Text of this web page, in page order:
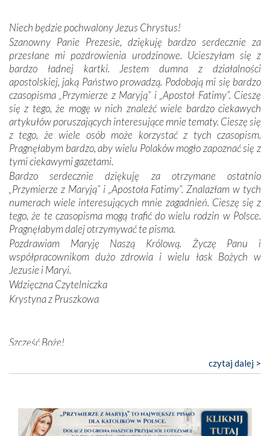
mieliśmy okazję przekonać się, że Maryja swoją opieką
otacza nie tylko nasz naród, lecz wszystkie nacje, które
się Jej ufnie oddają, a także każdą osobę, która zawierza
Jej siebie oraz swych bliskich.
Dzieje Portugalii to również historia wierności Bogu i
odstępstw, także w życiu władców. Trudne momenty w
wymiarze tak osobistym, jak i zbiorowym, przypominają o
konieczności ciągłego zabiegania o własną duszę i o łaskę
Opatrzności. Wierność przynosi pomyślność –
przynajmniej w życiu duchowym. Odstępstwo owocuje
nieszczęściem i śmiercią. Te uniwersalne prawdy
przychodziły na myśl, gdy słuchaliśmy opowieści
przewodników o portugalskich monarchach i wodzach,
zwycięskich bitwach i nieszczęśliwych losach grzesznych
kochanków.
Byli tym razem pośród Apostołów Fatimy reprezentanci
każdego spośród żyjących pokoleń. Najmłodszy uczestnik
liczył sobie 13 lat, zaś senior, pan Zdzisław – już 94.
Całe życie marzyłem, by tu przyjechać
Nasza pielgrzymka nie byłaby tak bogata w duchową treść
Oprócz zapewnienia nam możliwości codziennego
pięknych pieśni.
Niech będzie pochwalony Jezus Chrystus!
Szanowny Panie Prezesie, dziękuję bardzo serdecznie za
przesłane mi pozdrowienia urodzinowe. Ucieszyłam się z
bardzo ładnej kartki. Jestem dumna z działalności
apostolskiej, jaką Państwo prowadzą. Podobają mi się bardzo
czasopisma „Przymierze z Maryją” i „Apostoł Fatimy”. Cieszę
się z tego, że mogę w nich znaleźć wiele bardzo ciekawych
artykułów poruszających interesujące mnie tematy. Cieszę się
z tego, że wiele osób może korzystać z tych czasopism.
Pragnęłabym bardzo, aby wielu Polaków mogło zapoznać się z
tymi ciekawymi gazetami.
Bardzo serdecznie dziękuję za otrzymane ostatnio
„Przymierze z Maryją” i „Apostoła Fatimy”. Znalazłam w tych
numerach wiele interesujących mnie zagadnień. Cieszę się z
tego, że te czasopisma mogą trafić do wielu rodzin w Polsce.
Pragnęłabym dalej otrzymywać te pisma.
Pozdrawiam Maryję Naszą Królową. Życzę Panu i
współpracownikom dużo zdrowia i wielu łask Bożych w
Jezusie i Maryi.
Wdzięczna Czytelniczka
Krystyna z Pruszkowa
Szczęść Boże!
to pismo, które bardzo sobie cenię i szanuję. Redagujecie
nas prowadzi!
Barbara
czytaj dalej >